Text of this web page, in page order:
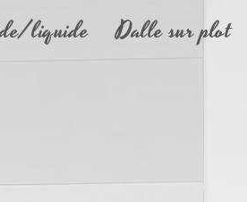
liquide Dalle sur plot